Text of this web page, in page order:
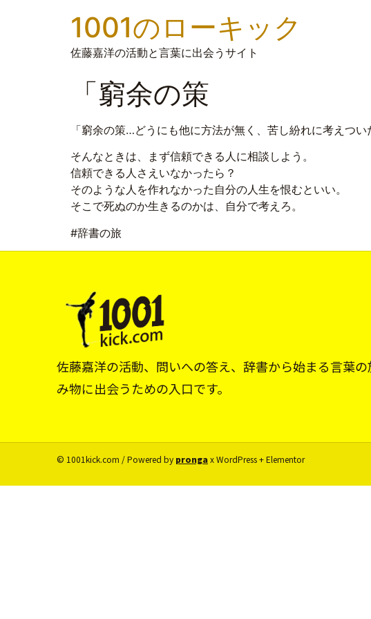
1001のローキック
佐藤嘉洋の活動と言葉に出会うサイト
「窮余の策
「窮余の策…どうにも他に方法が無く、苦し紛れに考えつい
そんなときは、まず信頼できる人に相談しよう。
信頼できる人さえいなかったら？
そのような人を作れなかった自分の人生を恨むといい。
そこで死ぬのか生きるのかは、自分で考えろ。
#辞書の旅
佐藤嘉洋の活動、問いへの答え、辞書から始まる言葉
み物に出会うための入口です。
© 1001kick.com / Powered by prongax WordPress + Elementor